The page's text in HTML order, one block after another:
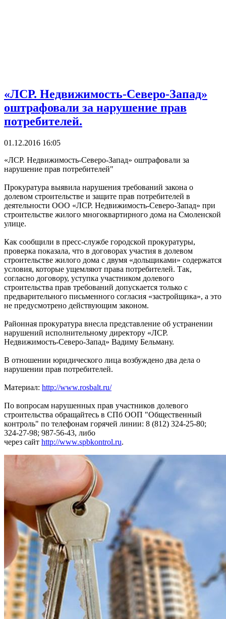
«ЛСР. Недвижимость-Северо-Запад»
оштрафовали за нарушение прав
потребителей.
01.12.2016 16:05
«ЛСР. Недвижимость-Северо-Запад» оштрафовали за
нарушение прав потребителей"
Прокуратура выявила нарушения требований закона о
долевом строительстве и защите прав потребителей в
деятельности ООО «ЛСР. Недвижимость-Северо-Запад» при
строительстве жилого многоквартирного дома на Смоленской
улице.
Как сообщили в пресс-службе городской прокуратуры,
проверка показала, что в договорах участия в долевом
строительстве жилого дома с двумя «дольщиками» содержатся
условия, которые ущемляют права потребителей. Так,
согласно договору, уступка участником долевого
строительства прав требований допускается только с
предварительного письменного согласия «застройщика», а это
не предусмотрено действующим законом.
Районная прокуратура внесла представление об устранении
нарушений исполнительному директору «ЛСР.
Недвижимость-Северо-Запад» Вадиму Бельману.
В отношении юридического лица возбуждено два дела о
нарушении прав потребителей.
Материал: http://www.rosbalt.ru/
По вопросам нарушенных прав участников долевого
строительства обращайтесь в СПб ООП "Общественный
контроль" по телефонам горячей линии: 8 (812) 324-25-80;
324-27-98; 987-56-43, либо
через сайт http://www.spbkontrol.ru.